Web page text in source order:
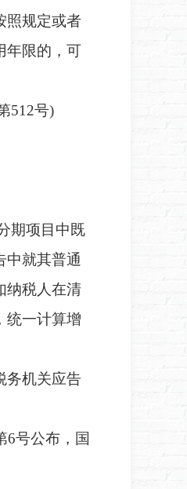
照规定或者
年限的，可
512号)
期项目中既
中就其普通
纳税人在清
统一计算增
机关应告
6号公布，国